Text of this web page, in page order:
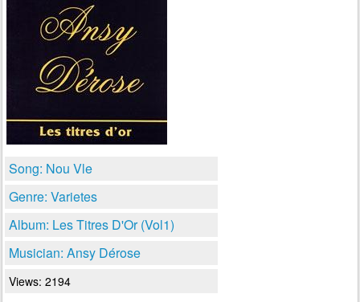
Song: Nou Vle
Genre: Varietes
Album: Les Titres D'Or (Vol1)
Musician: Ansy Dérose
Views: 2194